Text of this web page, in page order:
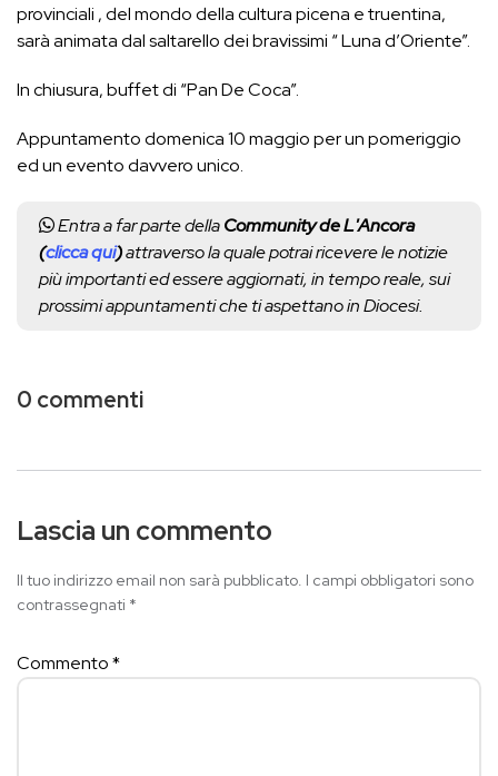
provinciali , del mondo della cultura picena e truentina,
sarà animata dal saltarello dei bravissimi “ Luna d’Oriente”.
In chiusura, buffet di “Pan De Coca”.
Appuntamento domenica 10 maggio per un pomeriggio
ed un evento davvero unico.
Entra a far parte dellaCommunity de L'Ancora
(clicca qui)attraverso la quale potrai ricevere le notizie
più importanti ed essere aggiornati, in tempo reale, sui
prossimi appuntamenti che ti aspettano in Diocesi.
0 commenti
Lascia un commento
Il tuo indirizzo email non sarà pubblicato. I campi obbligatori sono
contrassegnati *
Commento*